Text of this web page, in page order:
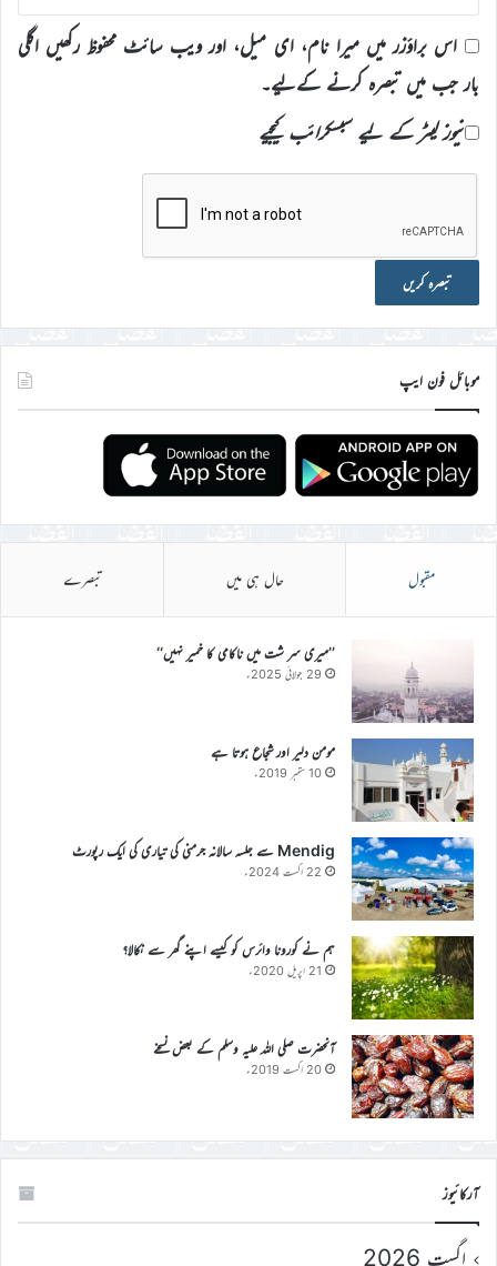
اس براؤزر میں میرا نام، ای میل، اور ویب سائٹ محفوظ رکھیں اگلی
بار جب میں تبصرہ کرنے کےلیے۔
نیوز لیٹر کے لیے سبسکرائب کیجیے
موبائل فون ایپ
مقبول حال ہی میں تبصرے
’’میری سر شت میں ناکامی کا خمیر نہیں‘‘
29 جولائی 2025ء
مومن دلیر اور شجاع ہوتا ہے
10 ستمبر 2019ء
Mendig سے جلسہ سالانہ جرمنی کی تیاری کی ایک رپورٹ
22 اگست 2024ء
ہم نے کورونا وائرس کو کیسے اپنے گھر سے نکالا؟
21 اپریل 2020ء
آنحضرت صلی اللہ علیہ وسلم کے بعض نسخے
20 اگست 2019ء
آرکائیوز
اگست 2026